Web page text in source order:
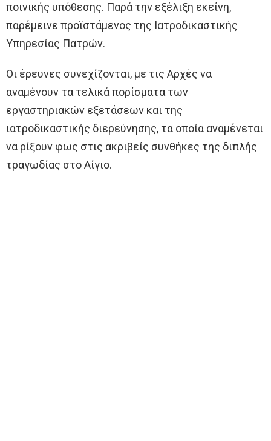
ποινικής υπόθεσης. Παρά την εξέλιξη εκείνη,
παρέμεινε προϊστάμενος της Ιατροδικαστικής
Υπηρεσίας Πατρών.
Οι έρευνες συνεχίζονται, με τις Αρχές να
αναμένουν τα τελικά πορίσματα των
εργαστηριακών εξετάσεων και της
ιατροδικαστικής διερεύνησης, τα οποία αναμένεται
να ρίξουν φως στις ακριβείς συνθήκες της διπλής
τραγωδίας στο Αίγιο.